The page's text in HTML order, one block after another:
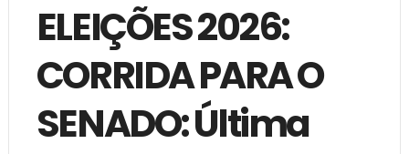
ELEIÇÕES 2026:
CORRIDA PARA O
SENADO: Última